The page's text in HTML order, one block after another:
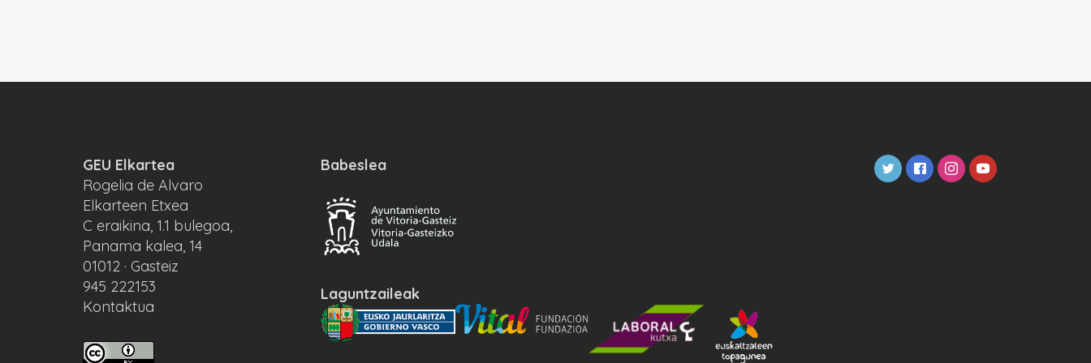
GEU Elkartea
Rogelia de Alvaro
Elkarteen Etxea
C eraikina, 1.1 bulegoa,
Panama kalea, 14
01012 · Gasteiz
945 222153
Kontaktua
Babeslea
Laguntzaileak